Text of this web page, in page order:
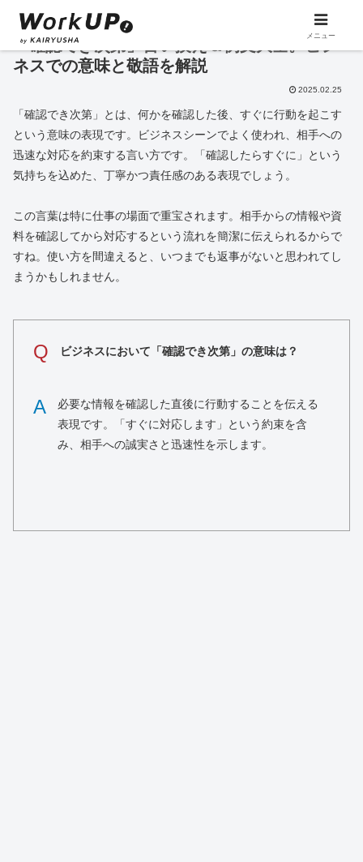
「確認でき次第」言い換え＆例文大全。ビジ
ネスでの意味と敬語を解説
2025.02.25
「確認でき次第」とは、何かを確認した後、すぐに行動を起こす
という意味の表現です。ビジネスシーンでよく使われ、相手への
迅速な対応を約束する言い方です。「確認したらすぐに」という
気持ちを込めた、丁寧かつ責任感のある表現でしょう。
この言葉は特に仕事の場面で重宝されます。相手からの情報や資
料を確認してから対応するという流れを簡潔に伝えられるからで
すね。使い方を間違えると、いつまでも返事がないと思われてし
まうかもしれません。
Q ビジネスにおいて「確認でき次第」の意味は？
A
必要な情報を確認した直後に行動することを伝える
表現です。「すぐに対応します」という約束を含
み、相手への誠実さと迅速性を示します。
メニュー